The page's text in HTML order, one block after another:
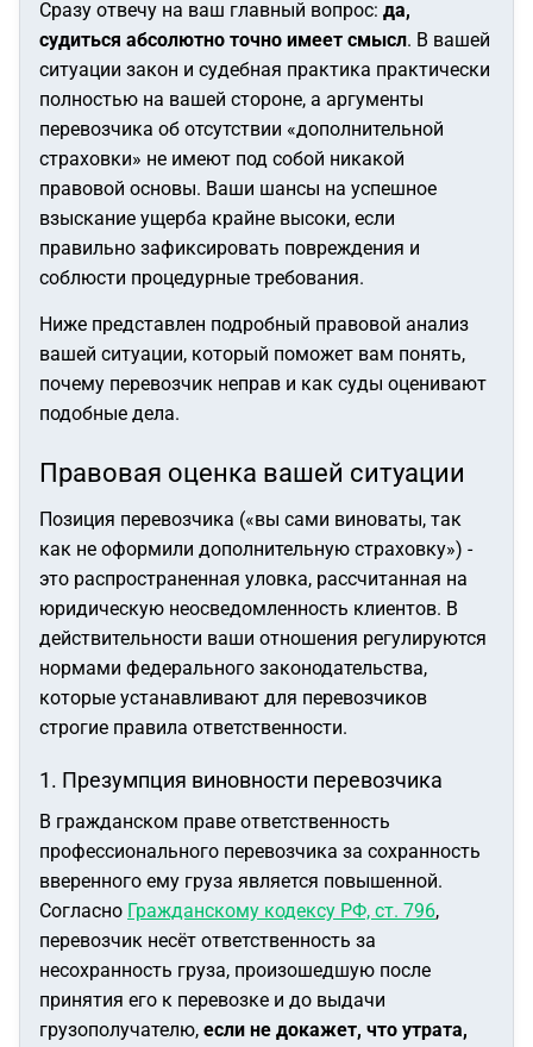
Сразу отвечу на ваш главный вопрос: да,
судиться абсолютно точно имеет смысл. В вашей
ситуации закон и судебная практика практически
полностью на вашей стороне, а аргументы
перевозчика об отсутствии «дополнительной
страховки» не имеют под собой никакой
правовой основы. Ваши шансы на успешное
взыскание ущерба крайне высоки, если
правильно зафиксировать повреждения и
соблюсти процедурные требования.
Ниже представлен подробный правовой анализ
вашей ситуации, который поможет вам понять,
почему перевозчик неправ и как суды оценивают
подобные дела.
Правовая оценка вашей ситуации
Позиция перевозчика («вы сами виноваты, так
как не оформили дополнительную страховку») -
это распространенная уловка, рассчитанная на
юридическую неосведомленность клиентов. В
действительности ваши отношения регулируются
нормами федерального законодательства,
которые устанавливают для перевозчиков
строгие правила ответственности.
1. Презумпция виновности перевозчика
В гражданском праве ответственность
профессионального перевозчика за сохранность
вверенного ему груза является повышенной.
Согласно Гражданскому кодексу РФ, ст. 796,
перевозчик несёт ответственность за
несохранность груза, произошедшую после
принятия его к перевозке и до выдачи
грузополучателю, если не докажет, что утрата,